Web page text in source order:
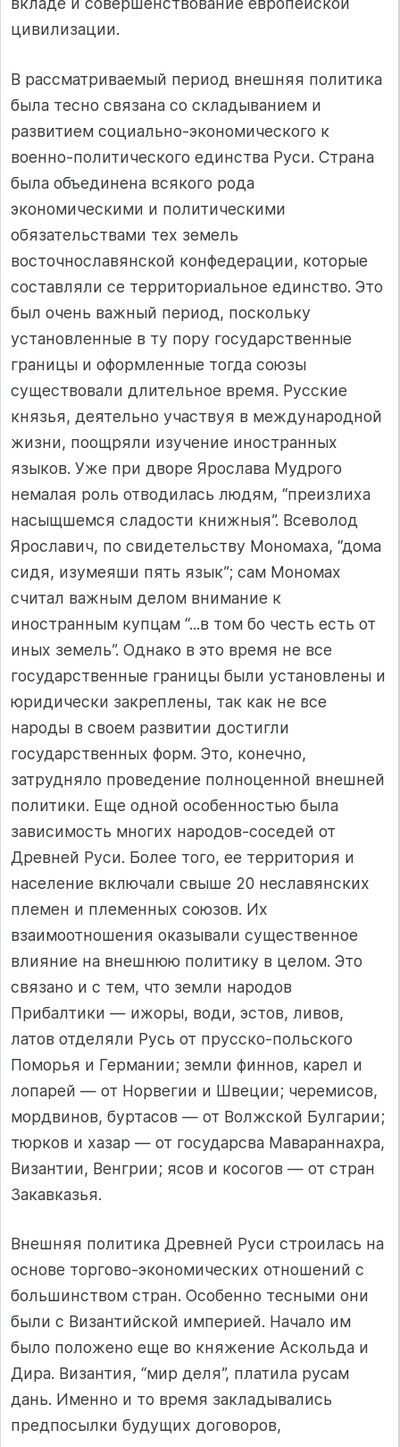
цивилизации.
В рассматриваемый период внешняя политика
была тесно связана со складыванием и
развитием социально-экономического к
военно-политического единства Руси. Страна
была объединена всякого рода
экономическими и политическими
обязательствами тех земель
восточнославянской конфедерации, которые
составляли се территориальное единство. Это
был очень важный период, поскольку
установленные в ту пору государственные
границы и оформленные тогда союзы
существовали длительное время. Русские
князья, деятельно участвуя в международной
жизни, поощряли изучение иностранных
языков. Уже при дворе Ярослава Мудрого
немалая роль отводилась людям, “преизлиха
насыщшемся сладости книжныя”. Всеволод
Ярославич, по свидетельству Мономаха, “дома
сидя, изумеяши пять язык”; сам Мономах
считал важным делом внимание к
иностранным купцам “...в том бо честь есть от
иных земель”. Однако в это время не все
государственные границы были установлены и
юридически закреплены, так как не все
народы в своем развитии достигли
государственных форм. Это, конечно,
затрудняло проведение полноценной внешней
политики. Еще одной особенностью была
зависимость многих народов-соседей от
Древней Руси. Более того, ее территория и
население включали свыше 20 неславянских
племен и племенных союзов. Их
взаимоотношения оказывали существенное
влияние на внешнюю политику в целом. Это
связано и с тем, что земли народов
Прибалтики — ижоры, води, эстов, ливов,
латов отделяли Русь от прусско-польского
Поморья и Германии; земли финнов, карел и
лопарей — от Норвегии и Швеции; черемисов,
мордвинов, буртасов — от Волжской Булгарии;
тюрков и хазар — от государсва Мавараннахра,
Византии, Венгрии; ясов и косогов — от стран
Закавказья.
Внешняя политика Древней Руси строилась на
основе торгово-экономических отношений с
большинством стран. Особенно тесными они
были с Византийской империей. Начало им
было положено еще во княжение Аскольда и
Дира. Византия, “мир деля”, платила русам
дань. Именно и то время закладывались
предпосылки будущих договоров,